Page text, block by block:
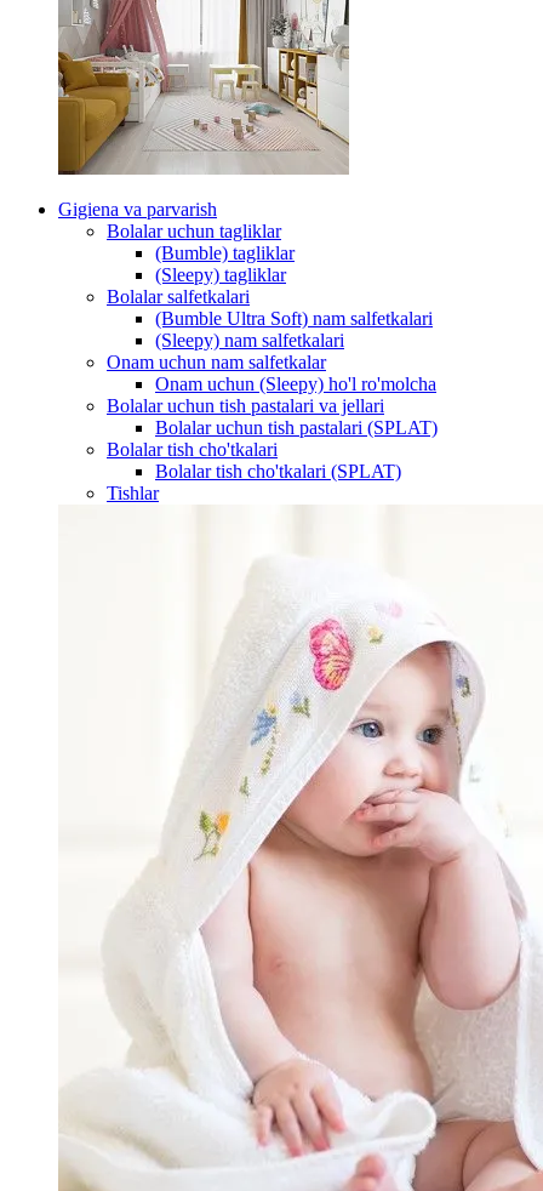
Gigiena va parvarish
Bolalar uchun tagliklar
(Bumble) tagliklar
(Sleepy) tagliklar
Bolalar salfetkalari
(Bumble Ultra Soft) nam salfetkalari
(Sleepy) nam salfetkalari
Onam uchun nam salfetkalar
Onam uchun (Sleepy) ho'l ro'molcha
Bolalar uchun tish pastalari va jellari
Bolalar uchun tish pastalari (SPLAT)
Bolalar tish cho'tkalari
Bolalar tish cho'tkalari (SPLAT)
Tishlar